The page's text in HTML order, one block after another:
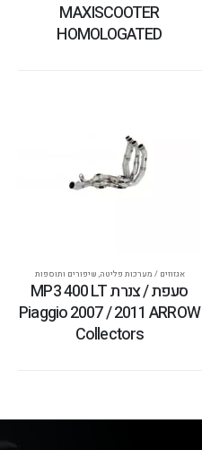
MAXISCOOTER
HOMOLOGATED
אגזוזים / מערכות פליטה, שיפורים ותוספות
סעפת / צנרת MP3 400 LT
Piaggio 2007 / 2011 ARROW
Collectors